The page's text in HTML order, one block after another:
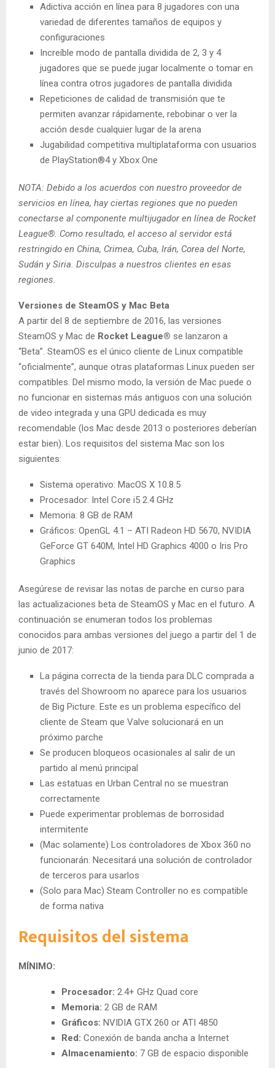
Adictiva acción en línea para 8 jugadores con una
variedad de diferentes tamaños de equipos y
configuraciones
Increíble modo de pantalla dividida de 2, 3 y 4
jugadores que se puede jugar localmente o tomar en
línea contra otros jugadores de pantalla dividida
Repeticiones de calidad de transmisión que te
permiten avanzar rápidamente, rebobinar o ver la
acción desde cualquier lugar de la arena
Jugabilidad competitiva multiplataforma con usuarios
de PlayStation®4 y Xbox One
NOTA: Debido a los acuerdos con nuestro proveedor de
servicios en línea, hay ciertas regiones que no pueden
conectarse al componente multijugador en línea de Rocket
League®. Como resultado, el acceso al servidor está
restringido en China, Crimea, Cuba, Irán, Corea del Norte,
Sudán y Siria. Disculpas a nuestros clientes en esas
regiones.
Versiones de SteamOS y Mac Beta
A partir del 8 de septiembre de 2016, las versiones
SteamOS y Mac de Rocket League® se lanzaron a
“Beta”. SteamOS es el único cliente de Linux compatible
“oficialmente”, aunque otras plataformas Linux pueden ser
compatibles. Del mismo modo, la versión de Mac puede o
no funcionar en sistemas más antiguos con una solución
de video integrada y una GPU dedicada es muy
recomendable (los Mac desde 2013 o posteriores deberían
estar bien). Los requisitos del sistema Mac son los
siguientes:
Sistema operativo: MacOS X 10.8.5
Procesador: Intel Core i5 2.4 GHz
Memoria: 8 GB de RAM
Gráficos: OpenGL 4.1 – ATI Radeon HD 5670, NVIDIA
GeForce GT 640M, Intel HD Graphics 4000 o Iris Pro
Graphics
Asegúrese de revisar las notas de parche en curso para
las actualizaciones beta de SteamOS y Mac en el futuro. A
continuación se enumeran todos los problemas
conocidos para ambas versiones del juego a partir del 1 de
junio de 2017:
La página correcta de la tienda para DLC comprada a
través del Showroom no aparece para los usuarios
de Big Picture. Este es un problema específico del
cliente de Steam que Valve solucionará en un
próximo parche
Se producen bloqueos ocasionales al salir de un
partido al menú principal
Las estatuas en Urban Central no se muestran
correctamente
Puede experimentar problemas de borrosidad
intermitente
(Mac solamente) Los controladores de Xbox 360 no
funcionarán. Necesitará una solución de controlador
de terceros para usarlos
(Solo para Mac) Steam Controller no es compatible
de forma nativa
Requisitos del sistema
MÍNIMO:
Procesador: 2.4+ GHz Quad core
Memoria: 2 GB de RAM
Gráficos: NVIDIA GTX 260 or ATI 4850
Red: Conexión de banda ancha a Internet
Almacenamiento: 7 GB de espacio disponible